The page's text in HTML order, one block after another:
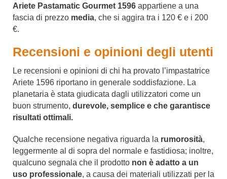
Ariete Pastamatic Gourmet 1596 appartiene a una
fascia di prezzo media, che si aggira tra i 120 € e i 200
€.
Recensioni e opinioni degli utenti
Le recensioni e opinioni di chi ha provato l’impastatrice
Ariete 1596 riportano in generale soddisfazione. La
planetaria è stata giudicata dagli utilizzatori come un
buon strumento, durevole, semplice e che garantisce
risultati ottimali.
Qualche recensione negativa riguarda la rumorosità,
leggermente al di sopra del normale e fastidiosa; inoltre,
qualcuno segnala che il prodotto non è adatto a un
uso professionale, a causa dei materiali utilizzati per la